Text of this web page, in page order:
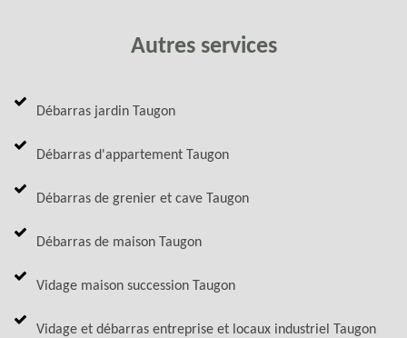
Autres services
Débarras jardin Taugon
Débarras d'appartement Taugon
Débarras de grenier et cave Taugon
Débarras de maison Taugon
Vidage maison succession Taugon
Vidage et débarras entreprise et locaux industriel Taugon